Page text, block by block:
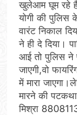
खुलेआम घूम रहे हैं
योगी की
वारंट निकाल
ने ही दे दिया।
आई तो पुलिस ने
जाएगी,वो
में मारा
मारने की
मिश्रा